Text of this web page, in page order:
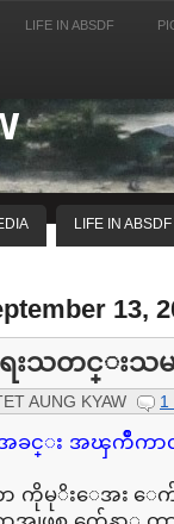
LIFE IN ABSDF
LIFE IN ABSDF
13,
သတင္းသမာ
AUNG KYAW 1
ခင္း အၾကိဳကာ
ကိုမုိးေအး ေ